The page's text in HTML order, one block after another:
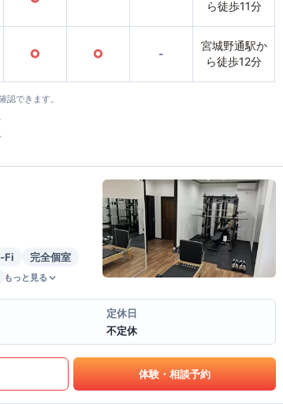
ら徒歩11分
○ ○ -
宮城野通駅か
ら徒歩12分
できます。
Fi
完全個室
もっと見る
定休日
不定休
体験・相談予約